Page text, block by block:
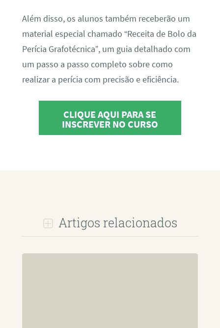
Além disso, os alunos também receberão um
material especial chamado “Receita de Bolo da
Perícia Grafotécnica”, um guia detalhado com
um passo a passo completo sobre como
realizar a perícia com precisão e eficiência.
CLIQUE AQUI PARA SE
INSCREVER NO CURSO
Artigos relacionados